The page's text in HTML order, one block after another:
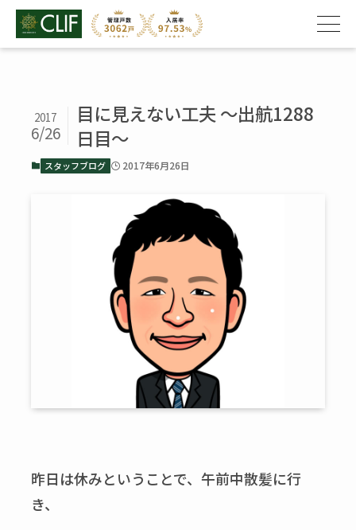
目に見えない工夫 ～出航1288
日目～
2017
6/26
スタッフブログ 2017年6月26日
昨日は休みということで、午前中散髪に行
き、